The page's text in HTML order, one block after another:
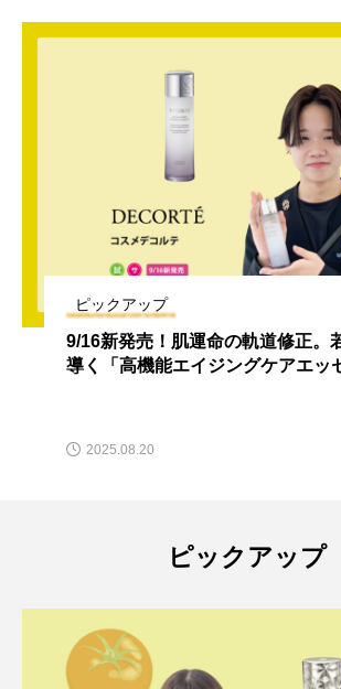
ピックアップ
9/16新発売！肌運命の軌道修正。
導く「高機能エイジングケアエッ
2025.08.20
ピックアップ